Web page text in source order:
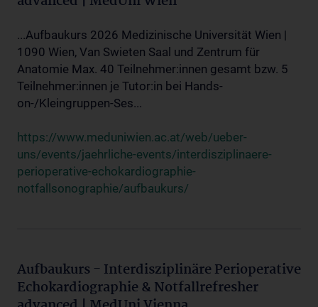
...Aufbaukurs 2026 Medizinische Universität Wien |
1090 Wien, Van Swieten Saal und Zentrum für
Anatomie Max. 40 Teilnehmer:innen gesamt bzw. 5
Teilnehmer:innen je Tutor:in bei Hands-
on-/Kleingruppen-Ses...
https://www.meduniwien.ac.at/web/ueber-
uns/events/jaehrliche-events/interdisziplinaere-
perioperative-echokardiographie-
notfallsonographie/aufbaukurs/
Aufbaukurs - Interdisziplinäre Perioperative
Echokardiographie & Notfallrefresher